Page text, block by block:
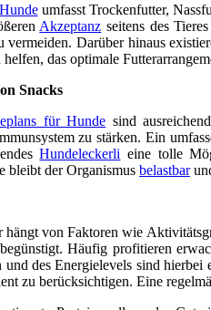
Hundeumfasst Trockenfutter,
Akzeptanz seitens des
Darüber hinaus
das optimale
Snacks
für Hunde sind
zu stärken. Ein
Hundeleckerli eine tolle
bleibt der Organismus belastbar
von Faktoren wie
Häufig profitieren
des Energielevels sind
zu berücksichtigen. Eine